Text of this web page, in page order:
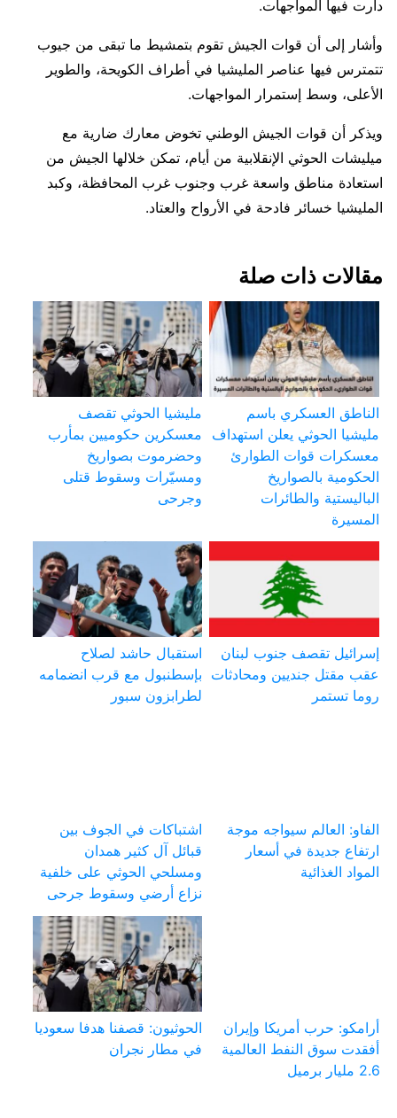
دارت فيها المواجهات.
وأشار إلى أن قوات الجيش تقوم بتمشيط ما تبقى من جيوب
تتمترس فيها عناصر المليشيا في أطراف الكويحة، والطوير
الأعلى، وسط إستمرار المواجهات.
ويذكر أن قوات الجيش الوطني تخوض معارك ضارية مع
ميليشات الحوثي الإنقلابية من أيام، تمكن خلالها الجيش من
استعادة مناطق واسعة غرب وجنوب غرب المحافظة، وكبد
المليشيا خسائر فادحة في الأرواح والعتاد.
مقالات ذات صلة
الناطق العسكري باسم
مليشيا الحوثي يعلن استهداف
معسكرات قوات الطوارئ
الحكومية بالصواريخ
الباليستية والطائرات
المسيرة
مليشيا الحوثي تقصف
معسكرين حكوميين بمأرب
وحضرموت بصواريخ
ومسيّرات وسقوط قتلى
وجرحى
إسرائيل تقصف جنوب لبنان
عقب مقتل جنديين ومحادثات
روما تستمر
استقبال حاشد لصلاح
بإسطنبول مع قرب انضمامه
لطرابزون سبور
الفاو: العالم سيواجه موجة
ارتفاع جديدة في أسعار
المواد الغذائية
اشتباكات في الجوف بين
قبائل آل كثير همدان
ومسلحي الحوثي على خلفية
نزاع أرضي وسقوط جرحى
أرامكو: حرب أمريكا وإيران
أفقدت سوق النفط العالمية
2.6 مليار برميل
الحوثيون: قصفنا هدفا سعوديا
في مطار نجران